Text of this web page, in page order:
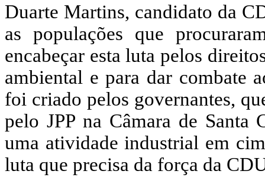
Duarte Martins, candidato da
as populações que
encabeçar esta luta pelos
ambiental e para dar combate
foi criado pelos governantes,
pelo JPP na Câmara de Santa
uma atividade industrial em
luta que precisa da força da